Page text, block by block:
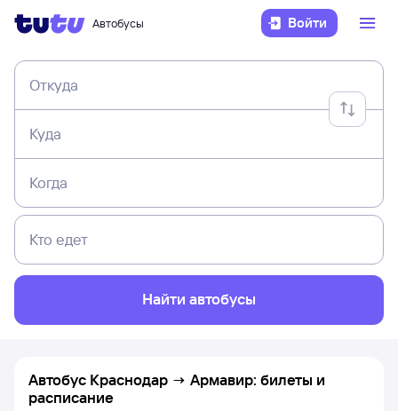
Автобусы Войти
Откуда
Куда
Когда
Кто едет
Найти автобусы
Автобус Краснодар → Армавир: билеты и
расписание